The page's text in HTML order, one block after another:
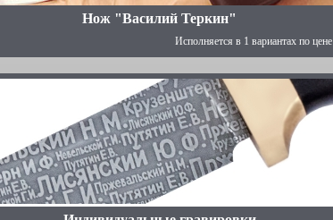
Нож "Василий Теркин"
Исполняется в 1 вариантах по цене